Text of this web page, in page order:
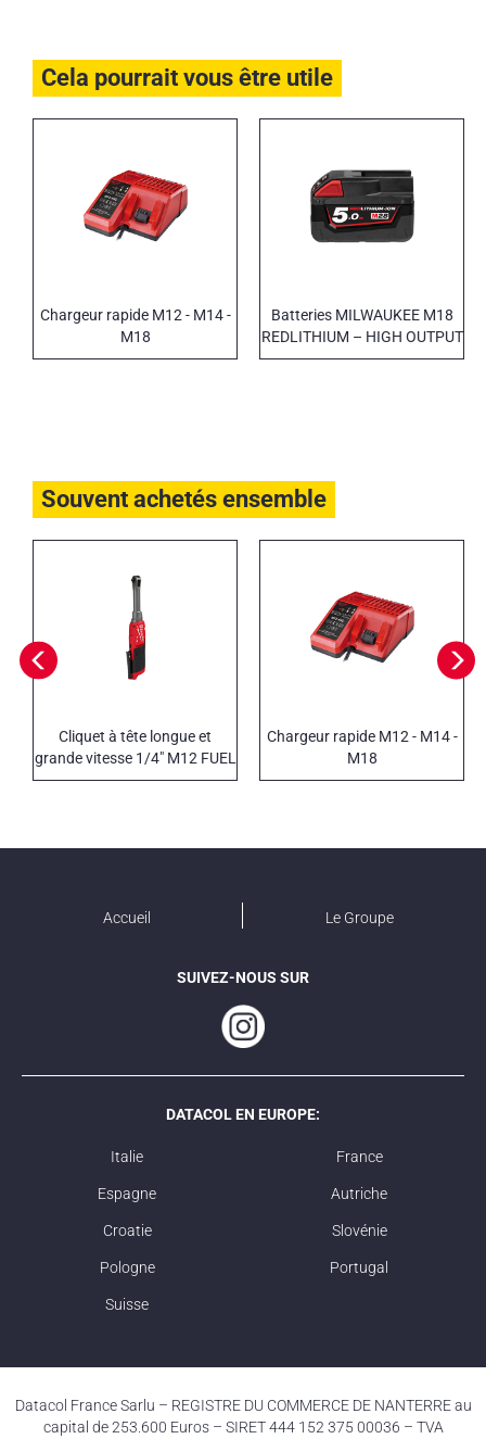
Cela pourrait vous être utile
Chargeur rapide M12 - M14 -
M18
Batteries MILWAUKEE M18
REDLITHIUM – HIGH OUTPUT
Souvent achetés ensemble
Cliquet à tête longue et
grande vitesse 1/4" M12 FUEL
Chargeur rapide M12 - M14 -
M18
Accueil Le Groupe
SUIVEZ-NOUS SUR
DATACOL EN EUROPE:
Italie France
Espagne Autriche
Croatie Slovénie
Pologne Portugal
Suisse
Datacol France Sarlu – REGISTRE DU COMMERCE DE NANTERRE au
capital de 253.600 Euros – SIRET 444 152 375 00036 – TVA